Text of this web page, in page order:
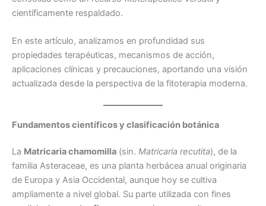
científicamente respaldado.
En este artículo, analizamos en profundidad sus
propiedades terapéuticas, mecanismos de acción,
aplicaciones clínicas y precauciones, aportando una visión
actualizada desde la perspectiva de la fitoterapia moderna.
Fundamentos científicos y clasificación botánica
La Matricaria chamomilla (sin. Matricaria recutita), de la
familia Asteraceae, es una planta herbácea anual originaria
de Europa y Asia Occidental, aunque hoy se cultiva
ampliamente a nivel global. Su parte utilizada con fines